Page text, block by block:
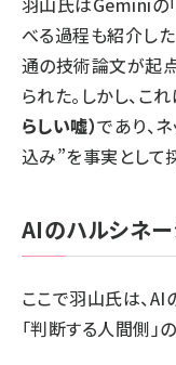
べる過程も紹介した
通の技術論文が起
られた。しかし、こ
らしい嘘）であり、
込み”を事実として
AIのハルシネ
ここで羽山氏は、AI
「判断する人間側」